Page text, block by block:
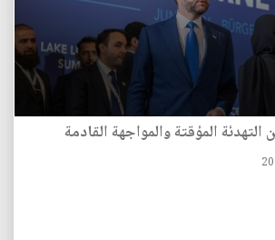
المؤقتة والمواجهة القادمة